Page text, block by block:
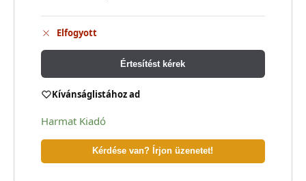
Elfogyott
Értesítést kérek
Kívánságlistához ad
Harmat Kiadó
Kérdése van? Írjon üzenetet!